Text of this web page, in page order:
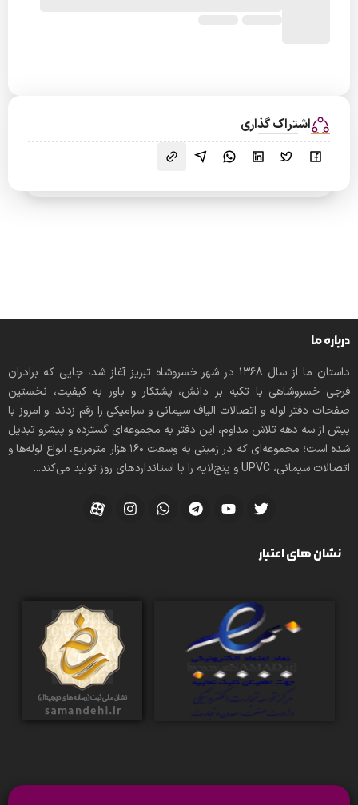
اشتراک گذاری
درباره ما
داستان ما از سال ۱۳۶۸ در شهر خسروشاه تبریز آغاز شد، جایی که برادران
فرجی خسروشاهی با تکیه بر دانش، پشتکار و باور به کیفیت، نخستین
صفحات دفتر لوله و اتصالات الیاف سیمانی و سرامیکی را رقم زدند. و امروز با
بیش از سه دهه تلاش مداوم، این دفتر به مجموعه‌ای گسترده و پیشرو تبدیل
شده است؛ مجموعه‌ای که در زمینی به وسعت 160 هزار مترمربع، انواع لوله‌ها و
اتصالات سیمانی، UPVC و پنج‌لایه را با استانداردهای روز تولید می‌کند...
نشان های اعتبار